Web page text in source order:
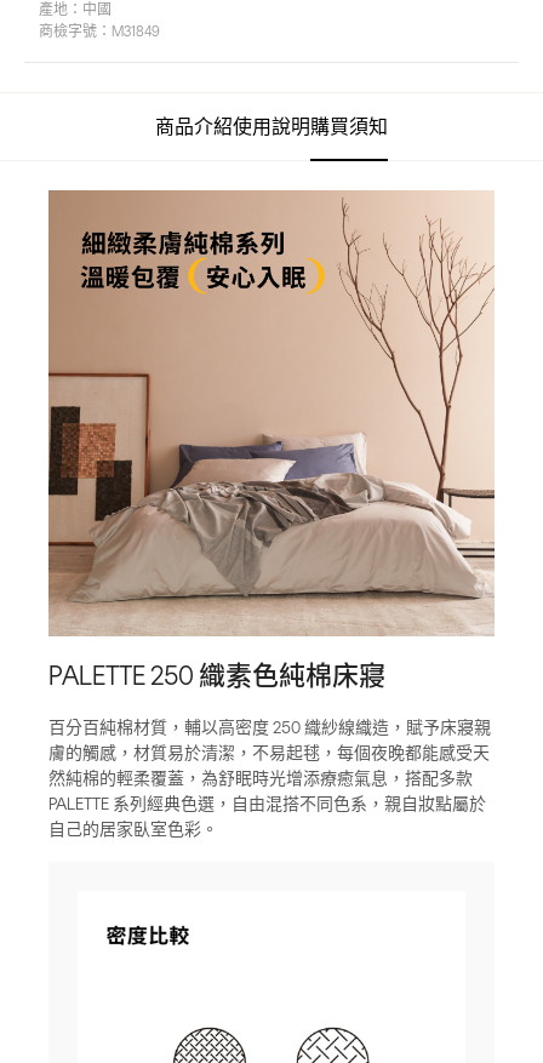
產地： 中國
商檢字號： M31849
商品介紹使用說明購買須知
PALETTE 250 織素色純棉床寢
百分百純棉材質，輔以高密度 250 織紗線織造，賦予床寢親
膚的觸感，材質易於清潔，不易起毬，每個夜晚都能感受天
然純棉的輕柔覆蓋，為舒眠時光增添療癒氣息，搭配多款
PALETTE 系列經典色選，自由混搭不同色系，親自妝點屬於
自己的居家臥室色彩。